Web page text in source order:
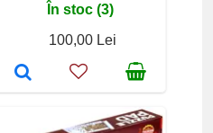
În stoc (3)
100,00 Lei